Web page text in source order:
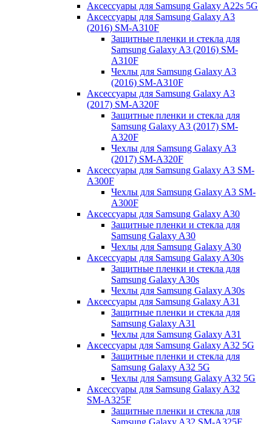
Аксессуары для Samsung Galaxy A22s 5G
Аксессуары для Samsung Galaxy A3
(2016) SM-A310F
Защитные пленки и стекла для
Samsung Galaxy A3 (2016) SM-
A310F
Чехлы для Samsung Galaxy A3
(2016) SM-A310F
Аксессуары для Samsung Galaxy A3
(2017) SM-A320F
Защитные пленки и стекла для
Samsung Galaxy A3 (2017) SM-
A320F
Чехлы для Samsung Galaxy A3
(2017) SM-A320F
Аксессуары для Samsung Galaxy A3 SM-
A300F
Чехлы для Samsung Galaxy A3 SM-
A300F
Аксессуары для Samsung Galaxy A30
Защитные пленки и стекла для
Samsung Galaxy A30
Чехлы для Samsung Galaxy A30
Аксессуары для Samsung Galaxy A30s
Защитные пленки и стекла для
Samsung Galaxy A30s
Чехлы для Samsung Galaxy A30s
Аксессуары для Samsung Galaxy A31
Защитные пленки и стекла для
Samsung Galaxy A31
Чехлы для Samsung Galaxy A31
Аксессуары для Samsung Galaxy A32 5G
Защитные пленки и стекла для
Samsung Galaxy A32 5G
Чехлы для Samsung Galaxy A32 5G
Аксессуары для Samsung Galaxy A32
SM-A325F
Защитные пленки и стекла для
Samsung Galaxy A32 SM-A325F